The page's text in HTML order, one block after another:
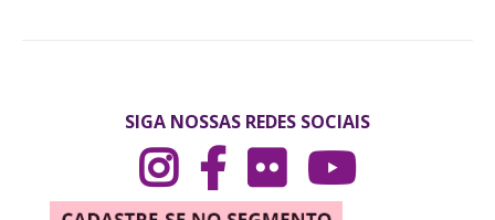
SIGA NOSSAS REDES SOCIAIS